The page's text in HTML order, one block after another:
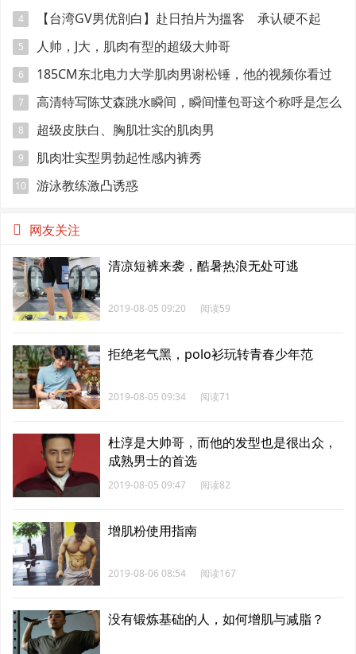
4
【台湾GV男优剖白】赴日拍片为搵客 承认硬不起
来：但我还有性欲
5 人帅，J大，肌肉有型的超级大帅哥
6
185CM东北电力大学肌肉男谢松锤，他的视频你看过
吗
7
高清特写陈艾森跳水瞬间，瞬间懂包哥这个称呼是怎么
来的
8 超级皮肤白、胸肌壮实的肌肉男
9 肌肉壮实型男勃起性感内裤秀
10 游泳教练激凸诱惑
网友关注
清凉短裤来袭，酷暑热浪无处可逃
2019-08-05 09:20 阅读59
拒绝老气黑，polo衫玩转青春少年范
2019-08-05 09:34 阅读71
杜淳是大帅哥，而他的发型也是很出众，
成熟男士的首选
2019-08-05 09:47 阅读82
增肌粉使用指南
2019-08-06 08:54 阅读167
没有锻炼基础的人，如何增肌与减脂？